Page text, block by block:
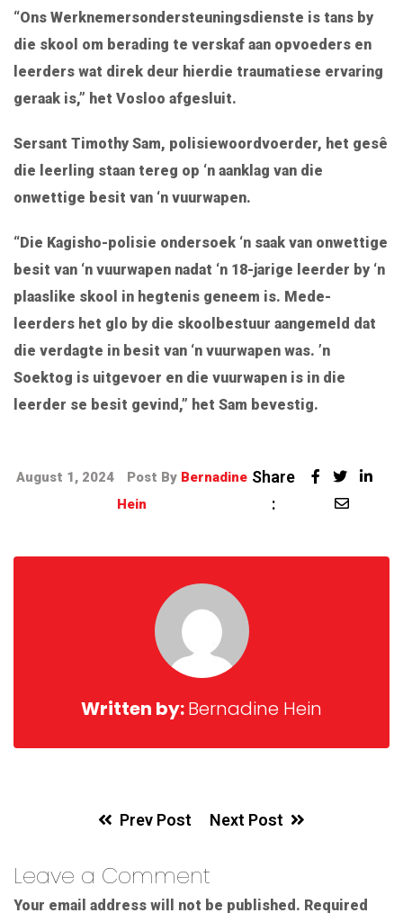
“Ons Werknemersondersteuningsdienste is tans by
die skool om berading te verskaf aan opvoeders en
leerders wat direk deur hierdie traumatiese ervaring
geraak is,” het Vosloo afgesluit.
Sersant Timothy Sam, polisiewoordvoerder, het gesê
die leerling staan ​​tereg op ‘n aanklag van die
onwettige besit van ‘n vuurwapen.
“Die Kagisho-polisie ondersoek ‘n saak van onwettige
besit van ‘n vuurwapen nadat ‘n 18-jarige leerder by ‘n
plaaslike skool in hegtenis geneem is. Mede-
leerders het glo by die skoolbestuur aangemeld dat
die verdagte in besit van ‘n vuurwapen was. ’n
Soektog is uitgevoer en die vuurwapen is in die
leerder se besit gevind,” het Sam bevestig.
August 1, 2024 Post By Bernadine
Hein
Share
:
Written by:Bernadine Hein
Prev Post Next Post
Leave a Comment
Your email address will not be published. Required